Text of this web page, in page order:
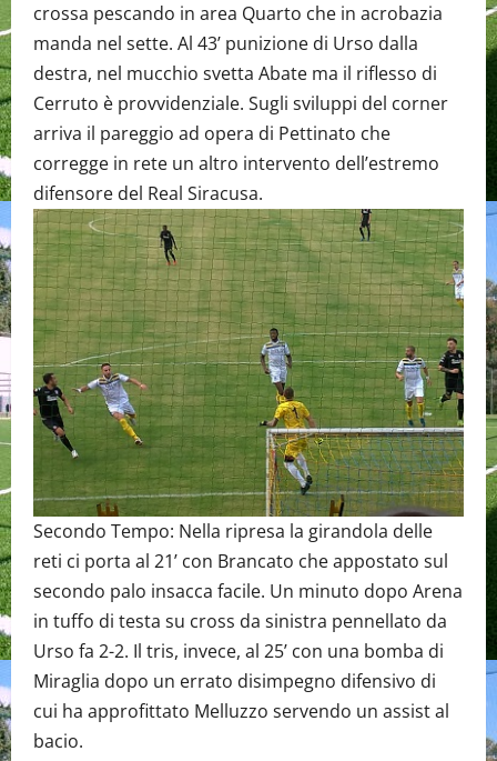
crossa pescando in area Quarto che in acrobazia
manda nel sette. Al 43’ punizione di Urso dalla
destra, nel mucchio svetta Abate ma il riflesso di
Cerruto è provvidenziale. Sugli sviluppi del corner
arriva il pareggio ad opera di Pettinato che
corregge in rete un altro intervento dell’estremo
difensore del Real Siracusa.
Secondo Tempo: Nella ripresa la girandola delle
reti ci porta al 21’ con Brancato che appostato sul
secondo palo insacca facile. Un minuto dopo Arena
in tuffo di testa su cross da sinistra pennellato da
Urso fa 2-2. Il tris, invece, al 25’ con una bomba di
Miraglia dopo un errato disimpegno difensivo di
cui ha approfittato Melluzzo servendo un assist al
bacio.